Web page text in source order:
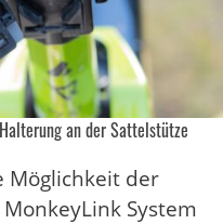
an der Sattelstütze
Möglichkeit der
System